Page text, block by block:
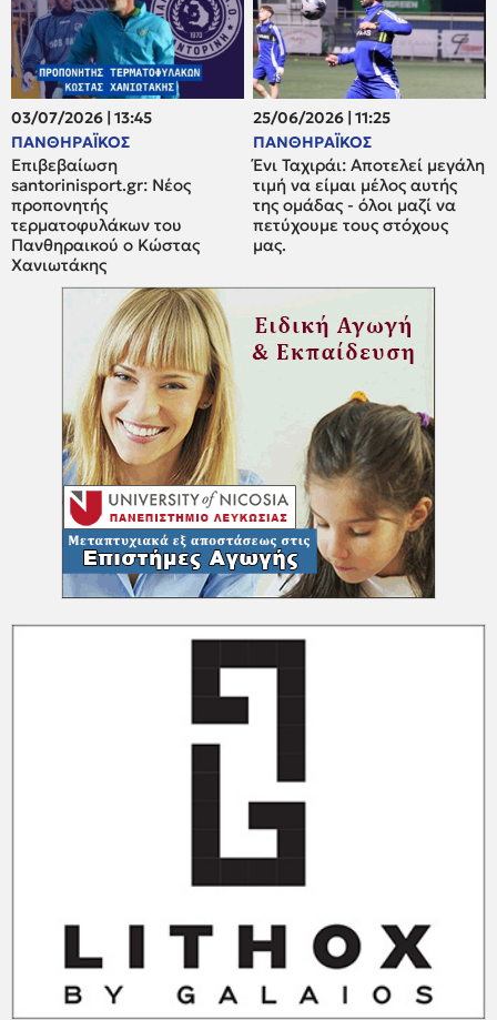
03/07/2026 | 13:45
ΠΑΝΘΗΡΑΪΚΟΣ
Επιβεβαίωση
santorinisport.gr: Νέος
προπονητής
τερματοφυλάκων του
Πανθηραικού ο Κώστας
Χανιωτάκης
25/06/2026 | 11:25
ΠΑΝΘΗΡΑΪΚΟΣ
Ένι Ταχιράι: Αποτελεί μεγάλη
τιμή να είμαι μέλος αυτής
της ομάδας - όλοι μαζί να
πετύχουμε τους στόχους
μας.